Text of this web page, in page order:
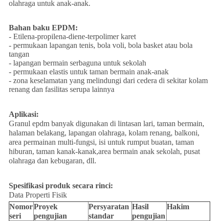
olahraga untuk anak-anak.
Bahan baku EPDM:
- Etilena-propilena-diene-terpolimer karet
- permukaan lapangan tenis, bola voli, bola basket atau bola
tangan
- lapangan bermain serbaguna untuk sekolah
- permukaan elastis untuk taman bermain anak-anak
- zona keselamatan yang melindungi dari cedera di sekitar kolam
renang dan fasilitas serupa lainnya
Aplikasi:
Granul epdm banyak digunakan di lintasan lari, taman bermain,
halaman belakang, lapangan olahraga, kolam renang, balkoni,
area permainan multi-fungsi, isi untuk rumput buatan, taman
hiburan, taman kanak-kanak,area bermain anak sekolah, pusat
olahraga dan kebugaran, dll.
Spesifikasi produk secara rinci:
Data Properti Fisik
Nomor
seri
Proyek
pengujian
Persyaratan
standar
Hasil
pengujian
Hakim